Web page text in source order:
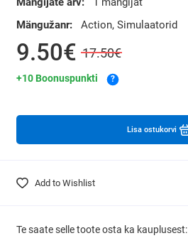
Mängužanr:
Action, Simulaatorid
9.50€ 17.50€
+10 Boonuspunkti ?
Lisa ostukorvi
Add to Wishlist
Te saate selle toote osta ka kauplusest: